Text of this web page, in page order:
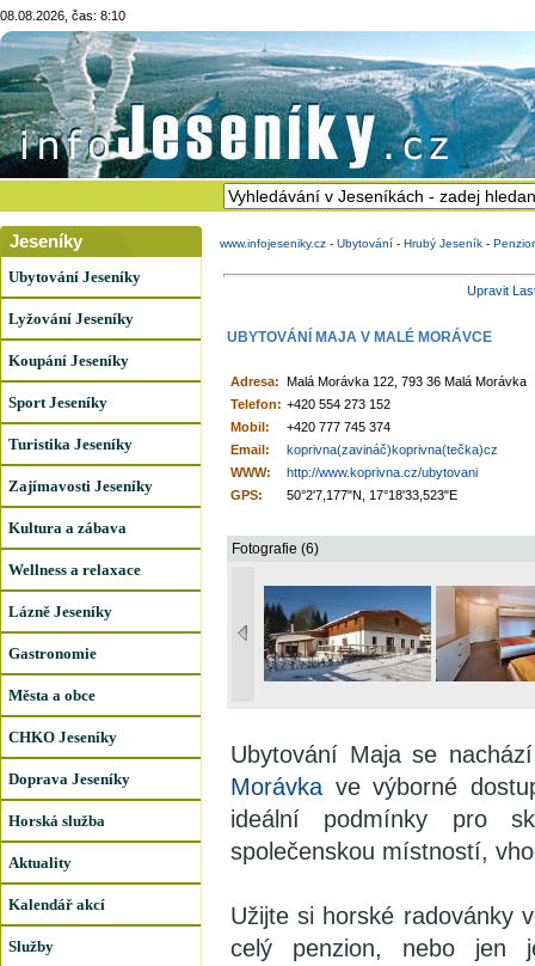
08.08.2026, čas: 8:10
Jeseníky
Ubytování Jeseníky
Lyžování Jeseníky
Koupání Jeseníky
Sport Jeseníky
Turistika Jeseníky
Zajímavosti Jeseníky
Kultura a zábava
Wellness a relaxace
Lázně Jeseníky
Gastronomie
Města a obce
CHKO Jeseníky
Doprava Jeseníky
Horská služba
Aktuality
Kalendář akcí
Služby
www.infojeseniky.cz - Ubytování - Hrubý Jeseník -
Upravit
UBYTOVÁNÍ MAJA V MALÉ MORÁVCE
Adresa: Malá Morávka 122, 793 36 Malá Morávka
Telefon: +420 554 273 152
Mobil:
+420 777 745 374
Email:
koprivna(zavináč)koprivna(tečka)cz
WWW:
http://www.koprivna.cz/ubytovani
GPS:
50°2'7,177"N, 17°18'33,523"E
Fotografie (6)
Ubytování Maja se
Morávka ve výborné
ideální podmínky pro
společenskou místností,
Užijte si horské radovánky
celý penzion, nebo jen